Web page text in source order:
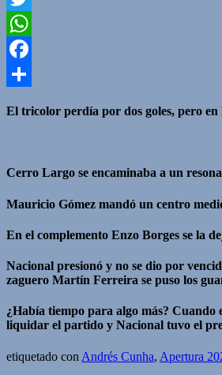
Twitter
WhatsApp
Facebook
El tricolor perdía por dos goles, pero
Cerro Largo se encaminaba a un
Mauricio Gómez mandó un centro
En el complemento Enzo Borges se la
Nacional presionó y no se dio por
zaguero Martín Ferreira se puso los
¿Había tiempo para algo más?
liquidar el partido y Nacional tuvo el
etiquetado con Andrés Cunha, Apertura